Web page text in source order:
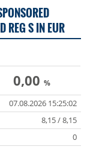
REG S IN EUR
0,00 %
07.08.2026 15:25:02
8,15 / 8,15
0